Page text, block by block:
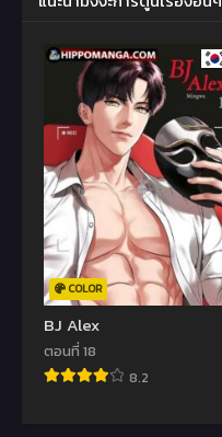
COLOR
BJ Alex
ตอนที่ 18
8.2